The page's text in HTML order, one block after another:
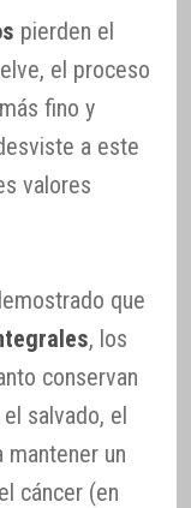
pierden el
el proceso
fino y
a este
valores
que
, los
conservan
salvado, el
mantener un
cáncer (en